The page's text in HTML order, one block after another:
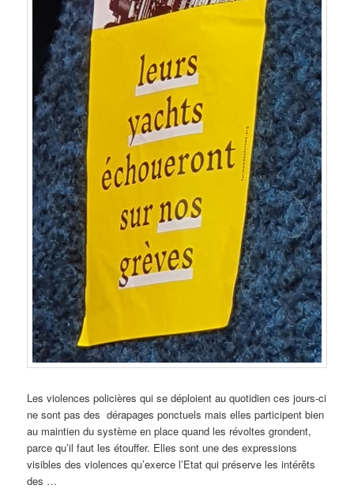
Les violences policières qui se déploient au quotidien ces jours-ci
ne sont pas des dérapages ponctuels mais elles participent bien
au maintien du système en place quand les révoltes grondent,
parce qu’il faut les étouffer. Elles sont une des expressions
visibles des violences qu’exerce l’Etat qui préserve les intérêts
des …